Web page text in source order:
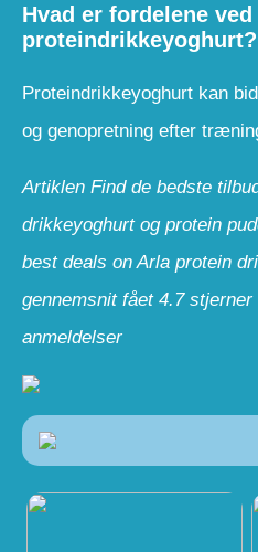
Hvad er fordelene
proteindrikkeyoghurt?
Proteindrikkeyoghurt kan
og genopretning efter
Artiklen Find de bedste
drikkeyoghurt og protein
best deals on Arla protein
gennemsnit fået 4.7stjerner
anmeldelser